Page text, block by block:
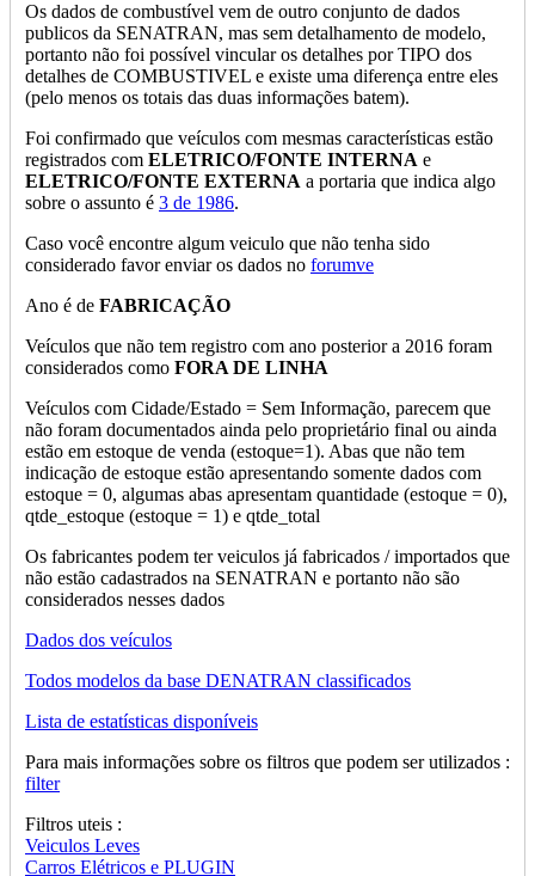
Os dados de combustível vem de outro conjunto de dados
publicos da SENATRAN, mas sem detalhamento de modelo,
portanto não foi possível vincular os detalhes por TIPO dos
detalhes de COMBUSTIVEL e existe uma diferença entre eles
(pelo menos os totais das duas informações batem).
Foi confirmado que veículos com mesmas características estão
registrados com ELETRICO/FONTE INTERNA e
ELETRICO/FONTE EXTERNA a portaria que indica algo
sobre o assunto é 3 de 1986.
Caso você encontre algum veiculo que não tenha sido
considerado favor enviar os dados no forumve
Ano é de FABRICAÇÃO
Veículos que não tem registro com ano posterior a 2016 foram
considerados como FORA DE LINHA
Veículos com Cidade/Estado = Sem Informação, parecem que
não foram documentados ainda pelo proprietário final ou ainda
estão em estoque de venda (estoque=1). Abas que não tem
indicação de estoque estão apresentando somente dados com
estoque = 0, algumas abas apresentam quantidade (estoque = 0),
qtde_estoque (estoque = 1) e qtde_total
Os fabricantes podem ter veiculos já fabricados / importados que
não estão cadastrados na SENATRAN e portanto não são
considerados nesses dados
Dados dos veículos
Todos modelos da base DENATRAN classificados
Lista de estatísticas disponíveis
Para mais informações sobre os filtros que podem ser utilizados :
filter
Filtros uteis :
Veiculos Leves
Carros Elétricos e PLUGIN